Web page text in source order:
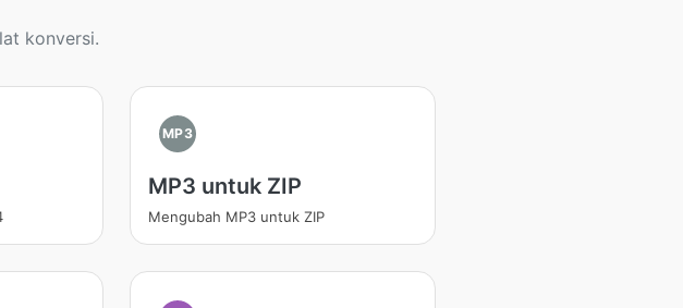
konversi.
MP3
MP3 untuk ZIP
Mengubah MP3 untuk ZIP